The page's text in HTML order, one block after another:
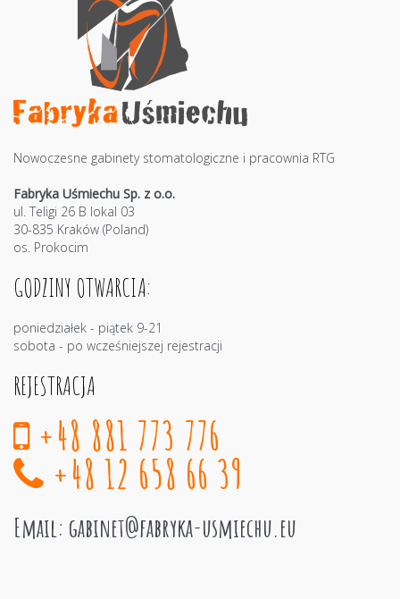
Nowoczesne gabinety stomatologiczne i pracownia RTG
Fabryka Uśmiechu Sp. z o.o.
ul. Teligi 26 B lokal 03
30-835 Kraków (Poland)
os. Prokocim
GODZINY OTWARCIA:
poniedziałek - piątek 9-21
sobota - po wcześniejszej rejestracji
REJESTRACJA
+48 881 773 776
+48 12 658 66 39
Email: gabinet@fabryka-usmiechu.eu